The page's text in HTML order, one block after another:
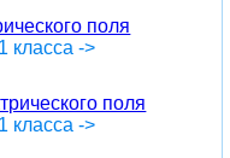
поля
класса ->
поля
класса ->